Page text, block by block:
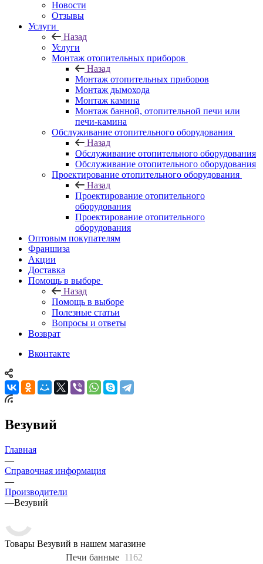
Новости
Отзывы
Услуги
Назад
Услуги
Монтаж отопительных приборов
Назад
Монтаж отопительных приборов
Монтаж дымохода
Монтаж камина
Монтаж банной, отопительной печи или
печи-камина
Обслуживание отопительного оборудования
Назад
Обслуживание отопительного оборудования
Обслуживание отопительного оборудования
Проектирование отопительного оборудования
Назад
Проектирование отопительного
оборудования
Проектирование отопительного
оборудования
Оптовым покупателям
Франшиза
Акции
Доставка
Помощь в выборе
Назад
Помощь в выборе
Полезные статьи
Вопросы и ответы
Возврат
Вконтакте
Везувий
Главная
—
Справочная информация
—
Производители
—Везувий
Товары Везувий в нашем магазине
Печи банные 1162